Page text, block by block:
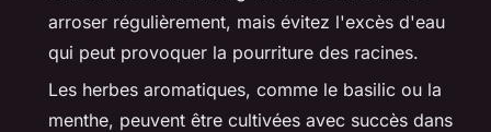
arroser régulièrement, mais évitez l'excès d'eau
qui peut provoquer la pourriture des racines.
Les herbes aromatiques, comme le basilic ou la
menthe, peuvent être cultivées avec succès dans